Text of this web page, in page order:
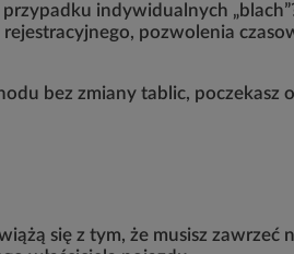
indywidualnych
pozwolenia
bez zmiany tablic,
się z tym, że musisz